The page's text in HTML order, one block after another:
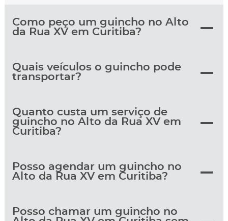
Como peço um guincho no Alto
da Rua XV em Curitiba?
Quais veículos o guincho pode
transportar?
Quanto custa um serviço de
guincho no Alto da Rua XV em
Curitiba?
Posso agendar um guincho no
Alto da Rua XV em Curitiba?
Posso chamar um guincho no